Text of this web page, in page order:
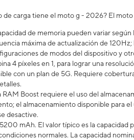
de carga tiene el moto g - 2026? El
de memoria pueden variar
máxima de actualización de
de modos del dispositivo y
4 píxeles en 1, para lograr una
con un plan de 5G. Requiere
RAM Boost requiere el uso del
el almacenamiento disponible para
desactive.
mAh. El valor típico es la
normales. La capacidad